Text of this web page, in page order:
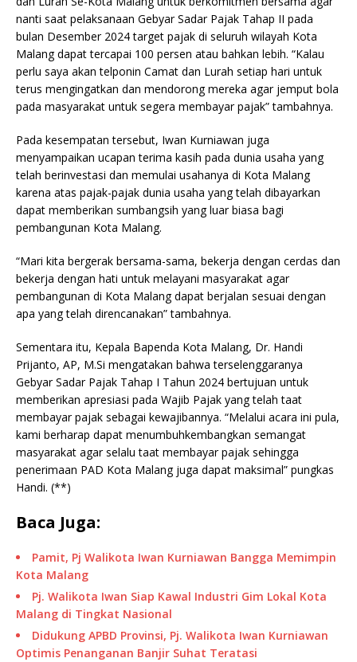
nanti saat pelaksanaan Gebyar Sadar Pajak Tahap II pada
bulan Desember 2024 target pajak di seluruh wilayah Kota
Malang dapat tercapai 100 persen atau bahkan lebih. “Kalau
perlu saya akan telponin Camat dan Lurah setiap hari untuk
terus mengingatkan dan mendorong mereka agar jemput bola
pada masyarakat untuk segera membayar pajak” tambahnya.
Pada kesempatan tersebut, Iwan Kurniawan juga
menyampaikan ucapan terima kasih pada dunia usaha yang
telah berinvestasi dan memulai usahanya di Kota Malang
karena atas pajak-pajak dunia usaha yang telah dibayarkan
dapat memberikan sumbangsih yang luar biasa bagi
pembangunan Kota Malang.
“Mari kita bergerak bersama-sama, bekerja dengan cerdas dan
bekerja dengan hati untuk melayani masyarakat agar
pembangunan di Kota Malang dapat berjalan sesuai dengan
apa yang telah direncanakan” tambahnya.
Sementara itu, Kepala Bapenda Kota Malang, Dr. Handi
Prijanto, AP, M.Si mengatakan bahwa terselenggaranya
Gebyar Sadar Pajak Tahap I Tahun 2024 bertujuan untuk
memberikan apresiasi pada Wajib Pajak yang telah taat
membayar pajak sebagai kewajibannya. “Melalui acara ini pula,
kami berharap dapat menumbuhkembangkan semangat
masyarakat agar selalu taat membayar pajak sehingga
penerimaan PAD Kota Malang juga dapat maksimal” pungkas
Handi. (**)
Baca Juga:
Pamit, Pj Walikota Iwan Kurniawan Bangga Memimpin
Kota Malang
Pj. Walikota Iwan Siap Kawal Industri Gim Lokal Kota
Malang di Tingkat Nasional
Didukung APBD Provinsi, Pj. Walikota Iwan Kurniawan
Optimis Penanganan Banjir Suhat Teratasi